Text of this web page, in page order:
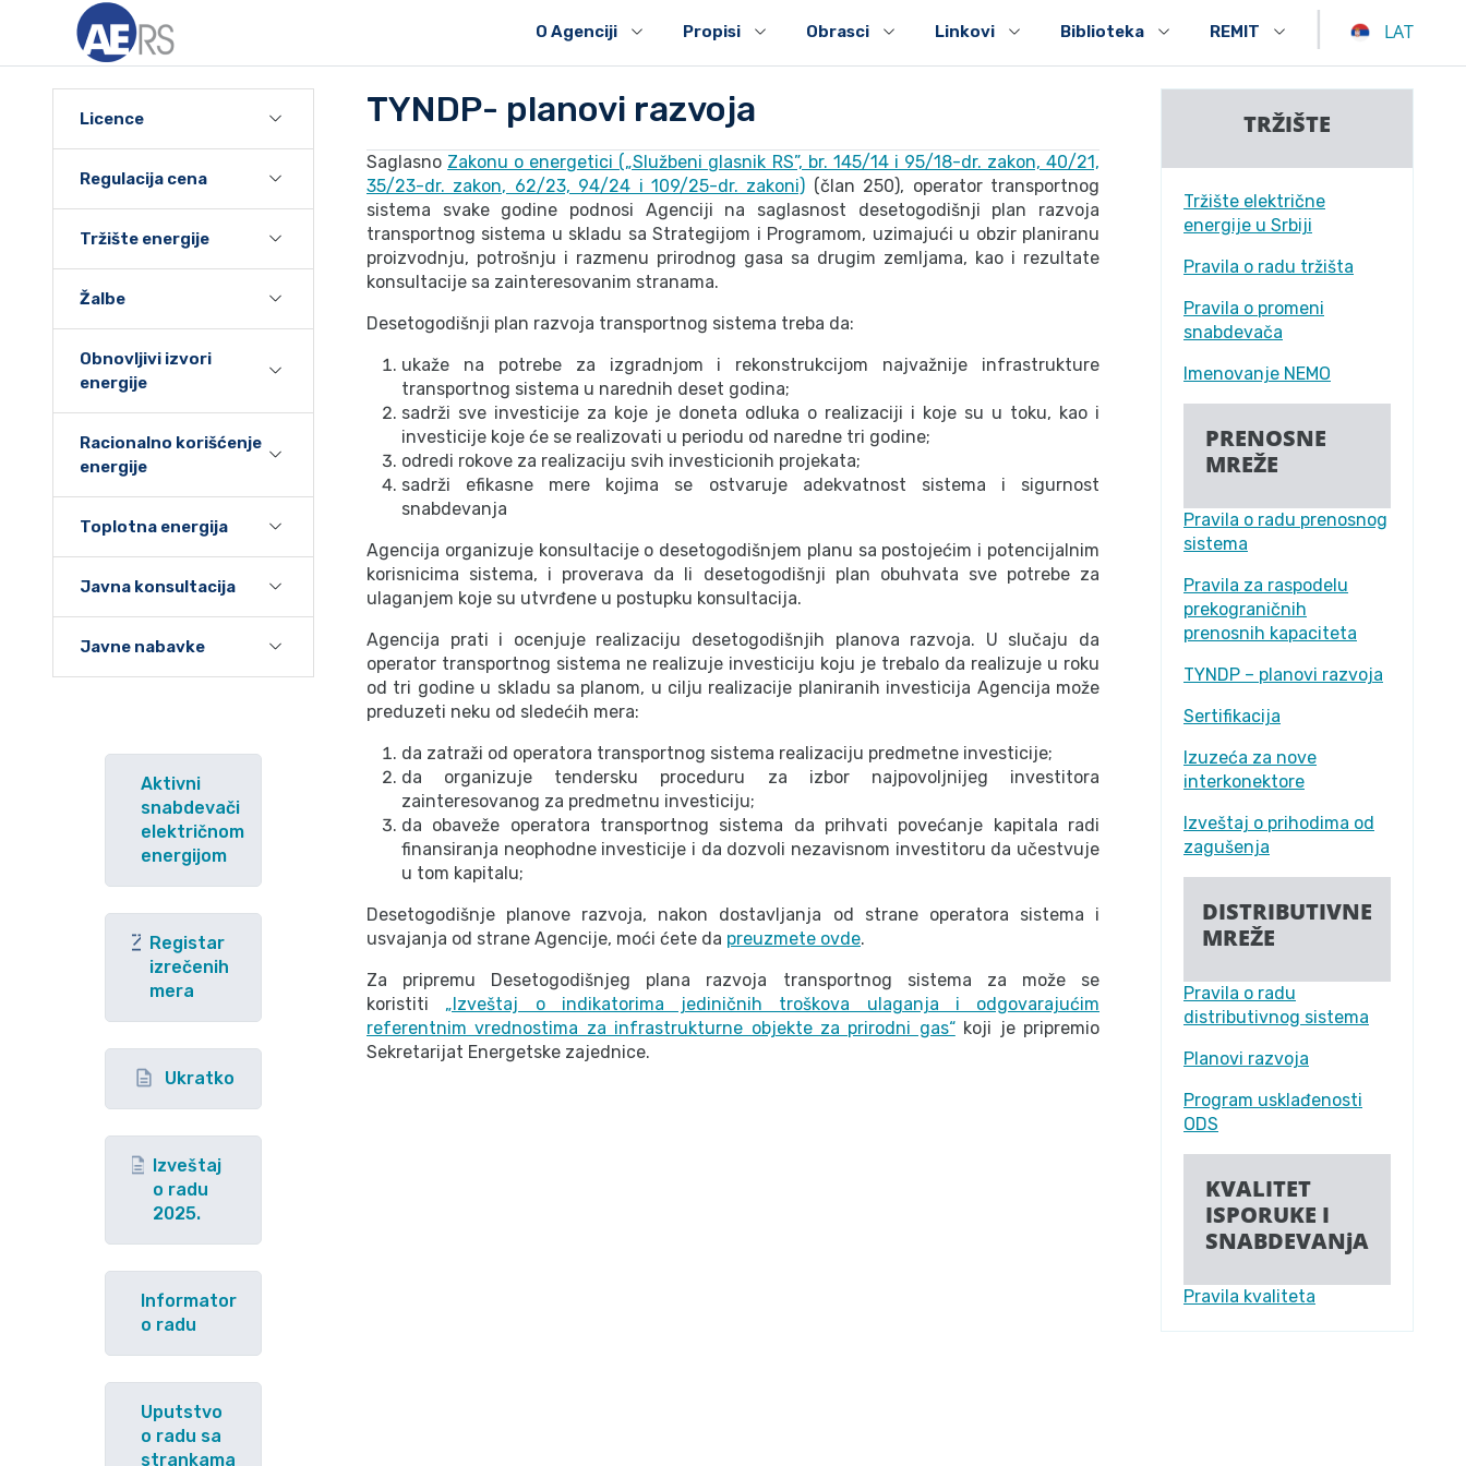
O Agenciji Propisi Obrasci Linkovi Biblioteka REMIT | LAT
Licence
Regulacija cena
Tržište energije
Žalbe
Obnovljivi izvori
energije
Racionalno korišćenje
energije
Toplotna energija
Javna konsultacija
Javne nabavke
Aktivni
snabdevači
električnom
energijom
Registar
izrečenih
mera
Ukratko
Izveštaj
o radu
2025.
Informator
o radu
Uputstvo
o radu sa
strankama
TYNDP- planovi razvoja
Saglasno Zakonu o energetici („Službeni glasnik RS”, br. 145/14 i 95/18-dr. zakon, 40/21,
35/23-dr. zakon, 62/23, 94/24 i 109/25-dr. zakoni) (član 250), operator transportnog
sistema svake godine podnosi Agenciji na saglasnost desetogodišnji plan razvoja
transportnog sistema u skladu sa Strategijom i Programom, uzimajući u obzir planiranu
proizvodnju, potrošnju i razmenu prirodnog gasa sa drugim zemljama, kao i rezultate
konsultacije sa zainteresovanim stranama.
Desetogodišnji plan razvoja transportnog sistema treba da:
ukaže na potrebe za izgradnjom i rekonstrukcijom najvažnije infrastrukture
transportnog sistema u narednih deset godina;
sadrži sve investicije za koje je doneta odluka o realizaciji i koje su u toku, kao i
investicije koje će se realizovati u periodu od naredne tri godine;
odredi rokove za realizaciju svih investicionih projekata;
sadrži efikasne mere kojima se ostvaruje adekvatnost sistema i sigurnost
snabdevanja
Agencija organizuje konsultacije o desetogodišnjem planu sa postojećim i potencijalnim
korisnicima sistema, i proverava da li desetogodišnji plan obuhvata sve potrebe za
ulaganjem koje su utvrđene u postupku konsultacija.
Agencija prati i ocenjuje realizaciju desetogodišnjih planova razvoja. U slučaju da
operator transportnog sistema ne realizuje investiciju koju je trebalo da realizuje u roku
od tri godine u skladu sa planom, u cilju realizacije planiranih investicija Agencija može
preduzeti neku od sledećih mera:
da zatraži od operatora transportnog sistema realizaciju predmetne investicije;
da organizuje tendersku proceduru za izbor najpovoljnijeg investitora
zainteresovanog za predmetnu investiciju;
da obaveže operatora transportnog sistema da prihvati povećanje kapitala radi
finansiranja neophodne investicije i da dozvoli nezavisnom investitoru da učestvuje
u tom kapitalu;
Desetogodišnje planove razvoja, nakon dostavljanja od strane operatora sistema i
usvajanja od strane Agencije, moći ćete da preuzmete ovde.
Za pripremu Desetogodišnjeg plana razvoja transportnog sistema za može se
koristiti „Izveštaj o indikatorima jediničnih troškova ulaganja i odgovarajućim
referentnim vrednostima za infrastrukturne objekte za prirodni gas“koji je pripremio
Sekretarijat Energetske zajednice.
TRŽIŠTE
Tržište električne
energije u Srbiji
Pravila o radu tržišta
Pravila o promeni
snabdevača
Imenovanje NEMO
PRENOSNE
MREŽE
Pravila o radu prenosnog
sistema
Pravila za raspodelu
prekograničnih
prenosnih kapaciteta
TYNDP – planovi razvoja
Sertifikacija
Izuzeća za nove
interkonektore
Izveštaj o prihodima od
zagušenja
DISTRIBUTIVNE
MREŽE
Pravila o radu
distributivnog sistema
Planovi razvoja
Program usklađenosti
ODS
KVALITET
ISPORUKE I
SNABDEVANjA
Pravila kvaliteta